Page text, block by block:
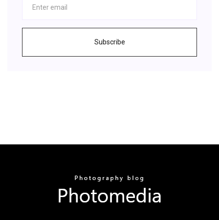
Subscribe